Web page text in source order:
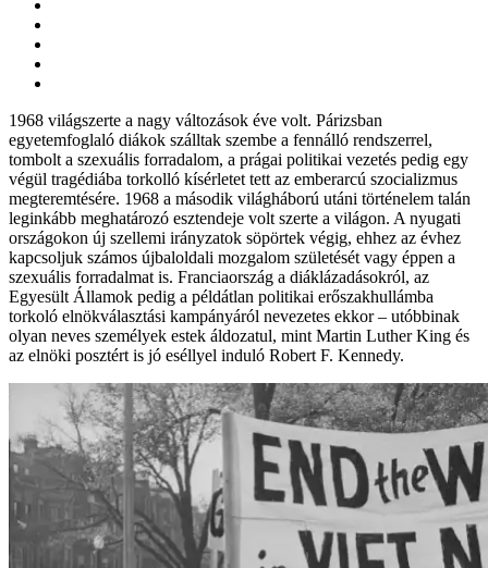
1968 világszerte a nagy változások éve volt. Párizsban
egyetemfoglaló diákok szálltak szembe a fennálló rendszerrel,
tombolt a szexuális forradalom, a prágai politikai vezetés pedig egy
végül tragédiába torkolló kísérletet tett az emberarcú szocializmus
megteremtésére. 1968 a második világháború utáni történelem talán
leginkább meghatározó esztendeje volt szerte a világon. A nyugati
országokon új szellemi irányzatok söpörtek végig, ehhez az évhez
kapcsoljuk számos újbaloldali mozgalom születését vagy éppen a
szexuális forradalmat is. Franciaország a diáklázadásokról, az
Egyesült Államok pedig a példátlan politikai erőszakhullámba
torkoló elnökválasztási kampányáról nevezetes ekkor – utóbbinak
olyan neves személyek estek áldozatul, mint Martin Luther King és
az elnöki posztért is jó eséllyel induló Robert F. Kennedy.